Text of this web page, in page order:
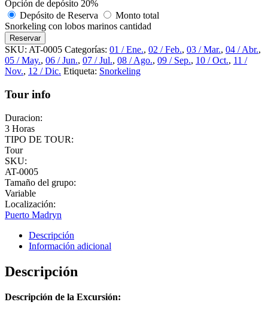
Opción de depósito 20%
Depósito de Reserva
Monto total
Snorkeling con lobos marinos cantidad
Reservar
SKU: AT-0005 Categorías: 01 / Ene., 02 / Feb., 03 / Mar., 04 / Abr.,
05 / May., 06 / Jun., 07 / Jul., 08 / Ago., 09 / Sep., 10 / Oct., 11 /
Nov., 12 / Dic. Etiqueta: Snorkeling
Tour info
Duracion:
3 Horas
TIPO DE TOUR:
Tour
SKU:
AT-0005
Tamaño del grupo:
Variable
Localización:
Puerto Madryn
Descripción
Información adicional
Descripción
Descripción de la Excursión: